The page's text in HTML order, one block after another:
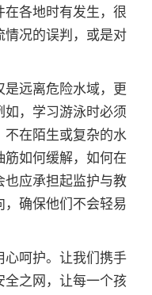
在各地时有发生，很
情况的误判，或是对
远离危险水域，更
如，学习游泳时必须
不在陌生或复杂的水
如何缓解，如何在
也应承担起监护与教
，确保他们不会轻易
心呵护。让我们携手
全之网，让每一个孩